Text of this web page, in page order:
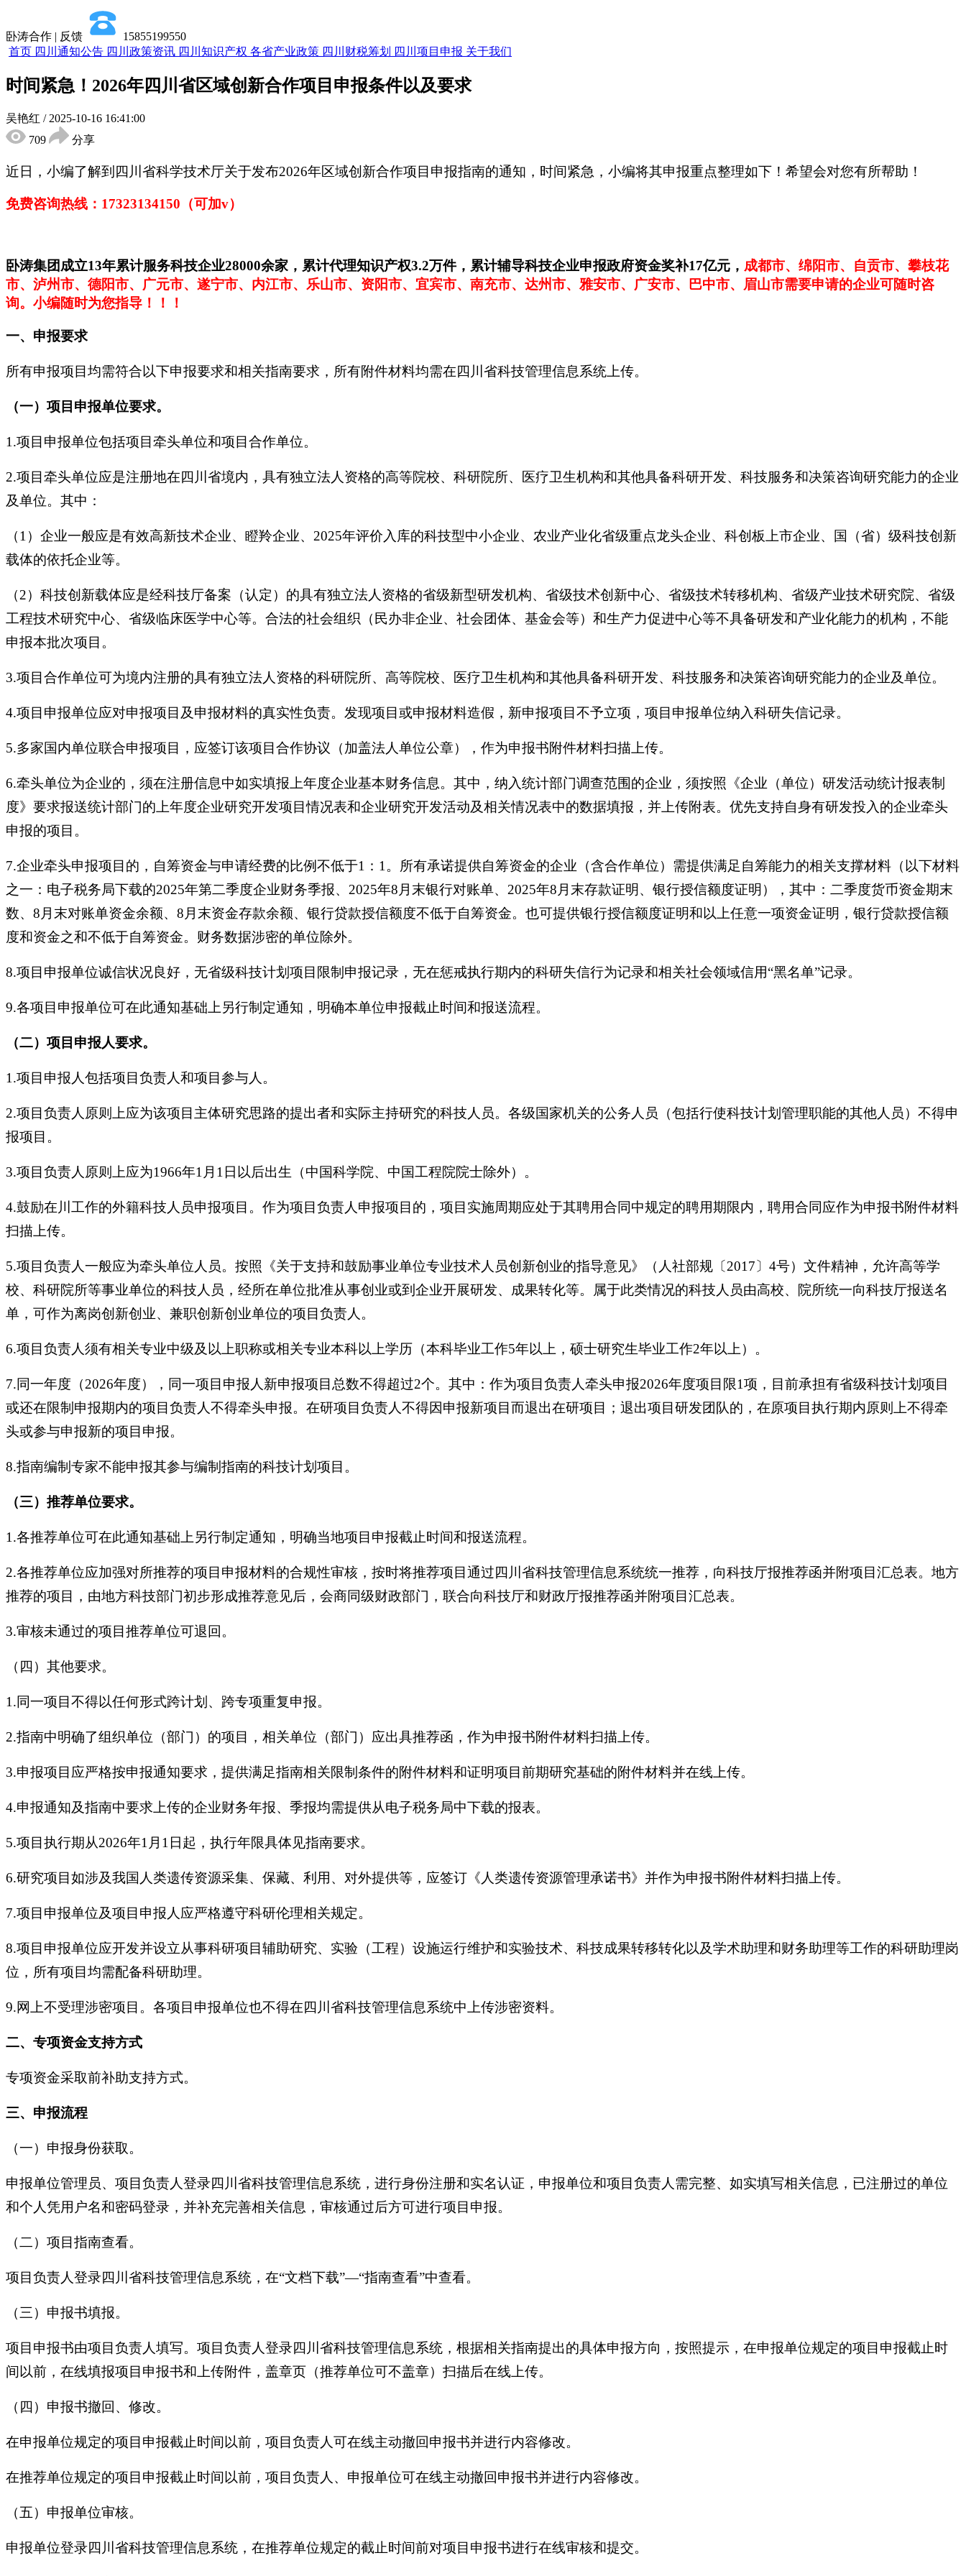
卧涛合作 | 反馈
15855199550
首页 四川通知公告 四川政策资讯 四川知识产权 各省产业政策 四川财税筹划 四川项目申报 关于我们
时间紧急！2026年四川省区域创新合作项目申报条件以及要求
吴艳红 / 2025-10-16 16:41:00
709
分享
近日，小编了解到四川省科学技术厅关于发布2026年区域创新合作项目申报指南的通知，时间紧急，小编将其申报重点整理如下！希望会对您有所帮助！
免费咨询热线： 17323134150（可加v）
卧涛集团成立13年累计服务科技企业28000余家，累计代理知识产权3.2万件，累计辅导科技企业申报政府资金奖补17亿元， 成都市、绵阳市、自贡市、攀枝花
市、泸州市、德阳市、广元市、遂宁市、内江市、乐山市、资阳市、宜宾市、南充市、达州市、雅安市、广安市、巴中市、眉山市需要申请的企业可随时咨
询。小编随时为您指导！！！
一、申报要求
所有申报项目均需符合以下申报要求和相关指南要求，所有附件材料均需在四川省科技管理信息系统上传。
（一）项目申报单位要求。
1.项目申报单位包括项目牵头单位和项目合作单位。
2.项目牵头单位应是注册地在四川省境内，具有独立法人资格的高等院校、科研院所、医疗卫生机构和其他具备科研开发、科技服务和决策咨询研究能力的企业
及单位。其中：
（1）企业一般应是有效高新技术企业、瞪羚企业、2025年评价入库的科技型中小企业、农业产业化省级重点龙头企业、科创板上市企业、国（省）级科技创新
载体的依托企业等。
（2）科技创新载体应是经科技厅备案（认定）的具有独立法人资格的省级新型研发机构、省级技术创新中心、省级技术转移机构、省级产业技术研究院、省级
工程技术研究中心、省级临床医学中心等。合法的社会组织（民办非企业、社会团体、基金会等）和生产力促进中心等不具备研发和产业化能力的机构，不能
申报本批次项目。
3.项目合作单位可为境内注册的具有独立法人资格的科研院所、高等院校、医疗卫生机构和其他具备科研开发、科技服务和决策咨询研究能力的企业及单位。
4.项目申报单位应对申报项目及申报材料的真实性负责。发现项目或申报材料造假，新申报项目不予立项，项目申报单位纳入科研失信记录。
5.多家国内单位联合申报项目，应签订该项目合作协议（加盖法人单位公章），作为申报书附件材料扫描上传。
6.牵头单位为企业的，须在注册信息中如实填报上年度企业基本财务信息。其中，纳入统计部门调查范围的企业，须按照《企业（单位）研发活动统计报表制
度》要求报送统计部门的上年度企业研究开发项目情况表和企业研究开发活动及相关情况表中的数据填报，并上传附表。优先支持自身有研发投入的企业牵头
申报的项目。
7.企业牵头申报项目的，自筹资金与申请经费的比例不低于1：1。所有承诺提供自筹资金的企业（含合作单位）需提供满足自筹能力的相关支撑材料（以下材料
之一：电子税务局下载的2025年第二季度企业财务季报、2025年8月末银行对账单、2025年8月末存款证明、银行授信额度证明），其中：二季度货币资金期末
数、8月末对账单资金余额、8月末资金存款余额、银行贷款授信额度不低于自筹资金。也可提供银行授信额度证明和以上任意一项资金证明，银行贷款授信额
度和资金之和不低于自筹资金。财务数据涉密的单位除外。
8.项目申报单位诚信状况良好，无省级科技计划项目限制申报记录，无在惩戒执行期内的科研失信行为记录和相关社会领域信用“黑名单”记录。
9.各项目申报单位可在此通知基础上另行制定通知，明确本单位申报截止时间和报送流程。
（二）项目申报人要求。
1.项目申报人包括项目负责人和项目参与人。
2.项目负责人原则上应为该项目主体研究思路的提出者和实际主持研究的科技人员。各级国家机关的公务人员（包括行使科技计划管理职能的其他人员）不得申
报项目。
3.项目负责人原则上应为1966年1月1日以后出生（中国科学院、中国工程院院士除外）。
4.鼓励在川工作的外籍科技人员申报项目。作为项目负责人申报项目的，项目实施周期应处于其聘用合同中规定的聘用期限内，聘用合同应作为申报书附件材料
扫描上传。
5.项目负责人一般应为牵头单位人员。按照《关于支持和鼓励事业单位专业技术人员创新创业的指导意见》（人社部规〔2017〕4号）文件精神，允许高等学
校、科研院所等事业单位的科技人员，经所在单位批准从事创业或到企业开展研发、成果转化等。属于此类情况的科技人员由高校、院所统一向科技厅报送名
单，可作为离岗创新创业、兼职创新创业单位的项目负责人。
6.项目负责人须有相关专业中级及以上职称或相关专业本科以上学历（本科毕业工作5年以上，硕士研究生毕业工作2年以上）。
7.同一年度（2026年度），同一项目申报人新申报项目总数不得超过2个。其中：作为项目负责人牵头申报2026年度项目限1项，目前承担有省级科技计划项目
或还在限制申报期内的项目负责人不得牵头申报。在研项目负责人不得因申报新项目而退出在研项目；退出项目研发团队的，在原项目执行期内原则上不得牵
头或参与申报新的项目申报。
8.指南编制专家不能申报其参与编制指南的科技计划项目。
（三）推荐单位要求。
1.各推荐单位可在此通知基础上另行制定通知，明确当地项目申报截止时间和报送流程。
2.各推荐单位应加强对所推荐的项目申报材料的合规性审核，按时将推荐项目通过四川省科技管理信息系统统一推荐，向科技厅报推荐函并附项目汇总表。地方
推荐的项目，由地方科技部门初步形成推荐意见后，会商同级财政部门，联合向科技厅和财政厅报推荐函并附项目汇总表。
3.审核未通过的项目推荐单位可退回。
（四）其他要求。
1.同一项目不得以任何形式跨计划、跨专项重复申报。
2.指南中明确了组织单位（部门）的项目，相关单位（部门）应出具推荐函，作为申报书附件材料扫描上传。
3.申报项目应严格按申报通知要求，提供满足指南相关限制条件的附件材料和证明项目前期研究基础的附件材料并在线上传。
4.申报通知及指南中要求上传的企业财务年报、季报均需提供从电子税务局中下载的报表。
5.项目执行期从2026年1月1日起，执行年限具体见指南要求。
6.研究项目如涉及我国人类遗传资源采集、保藏、利用、对外提供等，应签订《人类遗传资源管理承诺书》并作为申报书附件材料扫描上传。
7.项目申报单位及项目申报人应严格遵守科研伦理相关规定。
8.项目申报单位应开发并设立从事科研项目辅助研究、实验（工程）设施运行维护和实验技术、科技成果转移转化以及学术助理和财务助理等工作的科研助理岗
位，所有项目均需配备科研助理。
9.网上不受理涉密项目。各项目申报单位也不得在四川省科技管理信息系统中上传涉密资料。
二、专项资金支持方式
专项资金采取前补助支持方式。
三、申报流程
（一）申报身份获取。
申报单位管理员、项目负责人登录四川省科技管理信息系统，进行身份注册和实名认证，申报单位和项目负责人需完整、如实填写相关信息，已注册过的单位
和个人凭用户名和密码登录，并补充完善相关信息，审核通过后方可进行项目申报。
（二）项目指南查看。
项目负责人登录四川省科技管理信息系统，在“文档下载”—“指南查看”中查看。
（三）申报书填报。
项目申报书由项目负责人填写。项目负责人登录四川省科技管理信息系统，根据相关指南提出的具体申报方向，按照提示，在申报单位规定的项目申报截止时
间以前，在线填报项目申报书和上传附件，盖章页（推荐单位可不盖章）扫描后在线上传。
（四）申报书撤回、修改。
在申报单位规定的项目申报截止时间以前，项目负责人可在线主动撤回申报书并进行内容修改。
在推荐单位规定的项目申报截止时间以前，项目负责人、申报单位可在线主动撤回申报书并进行内容修改。
（五）申报单位审核。
申报单位登录四川省科技管理信息系统，在推荐单位规定的截止时间前对项目申报书进行在线审核和提交。